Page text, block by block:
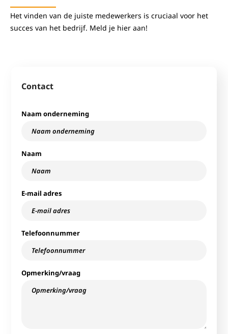
Het vinden van de juiste medewerkers is cruciaal voor het
succes van het bedrijf. Meld je hier aan!
Contact
Naam onderneming
Naam
E-mail adres
Telefoonnummer
Opmerking/vraag